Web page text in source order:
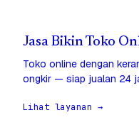
Jasa Bikin Toko
Toko online dengan
ongkir — siap jualan 24
Lihat layanan →